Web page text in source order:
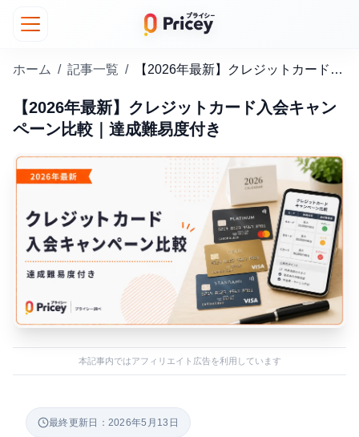
ホーム / 記事一覧 / 【2026年最新】クレジットカード入会キャンペーン比較｜達成難易度付き
【2026年最新】クレジットカード入会キャン
ペーン比較｜達成難易度付き
本記事内ではアフィリエイト広告を利用しています
最終更新日：2026年5月13日